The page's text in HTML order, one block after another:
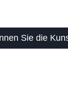
Sie die